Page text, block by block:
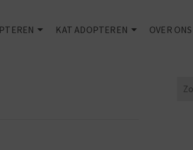
KAT ADOPTEREN OVER ONS